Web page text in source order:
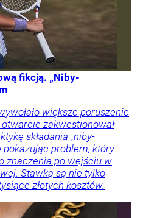
fikcją. „Niby-
większe poruszenie
zakwestionował
składania „niby-
pokazując problem, który
znaczenia po wejściu w
Stawką są nie tylko
złotych kosztów.